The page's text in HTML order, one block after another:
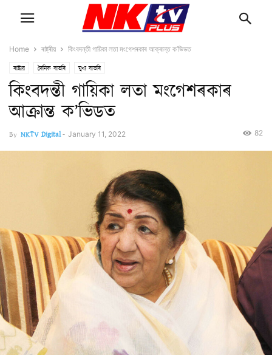
Home ৰাষ্ট্ৰীয় কিংবদন্তী গায়িকা লতা মংগেশৰকাৰ আক্ৰান্ত ক’ভিডত
ৰাষ্ট্ৰীয় দৈনিক বাতৰি মুখ্য বাতৰি
কিংবদন্তী গায়িকা লতা মংগেশৰকাৰ
আক্ৰান্ত ক’ভিডত
By NKTV Digital- January 11, 2022 82